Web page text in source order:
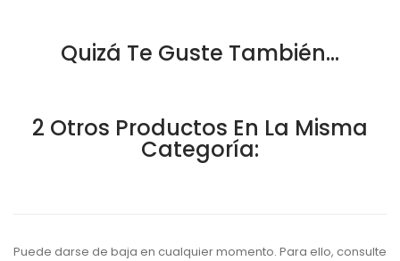
Quizá Te Guste También...
2 Otros Productos En La Misma
Categoría:
Puede darse de baja en cualquier momento. Para ello, consulte